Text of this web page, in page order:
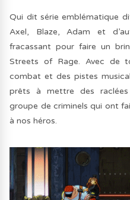
Qui dit série emblématique
Axel, Blaze, Adam et
fracassant pour faire un
Streets of Rage. Avec de
combat et des pistes
prêts à mettre des raclées
groupe de criminels qui ont
à nos héros.